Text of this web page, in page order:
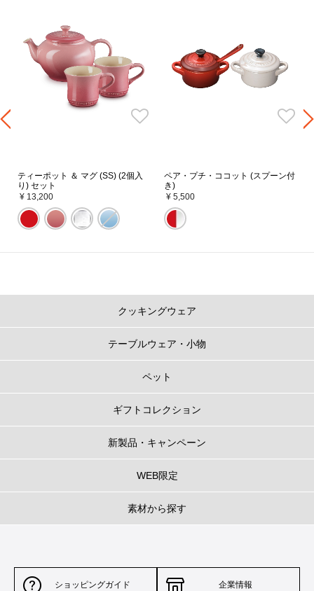
ティーポット ＆ マグ (SS) (2個入
り) セット
¥ 13,200
ペア・プチ・ココット (スプーン付
き)
¥ 5,500
クッキングウェア
テーブルウェア・小物
ペット
ギフトコレクション
新製品・キャンペーン
WEB限定
素材から探す
ショッピングガイド 企業情報